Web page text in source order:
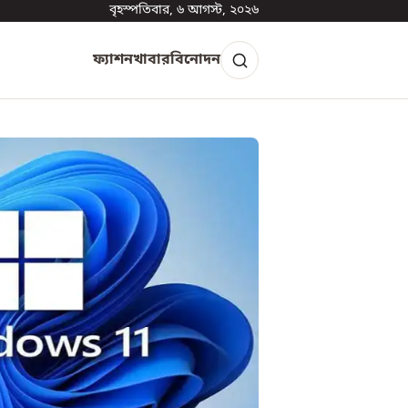
বৃহস্পতিবার, ৬ আগস্ট, ২০২৬
ফ্যাশনখাবারবিনোদন